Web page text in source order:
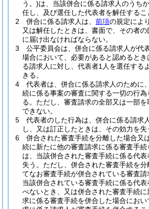
う。)は、当該併合に係る請求人のうち
任し、及び選任した代表者を解任するこ
2
併合に係る請求人は、 前項の規定によ
又は解任したときは、書面で、その者
に届け出なければならない。
3
公平委員会は、併合に係る請求人が代
場合において、必要があると認めると
る請求人に対し、代表者1人を選任する
きる。
4
代表者は、併合に係る請求人のために
続に係る事案の審査に関する一切の行為
る。 ただし、審査請求の全部又は一部
できない。
5
代表者のした行為は、併合に係る請求
し、又は訂正したときは、その効力を失
6
併合された審査手続を分離した場合又
続に新たに他の審査請求に係る審査手続
は、当該併合された審査手続に係る代
失う。 ただし、併合された審査手続を
てなお審査手続が併合されている審査
当該併合されている審査手続に係る代
べないとき、又は併合された審査手続
求に係る審査手続を併合した場合にお